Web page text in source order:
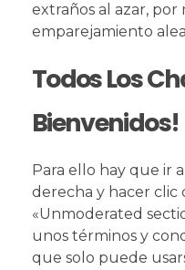
extraños al azar,
emparejamiento
Todos Los
Bienvenidos!
Para ello hay que ir
derecha y hacer clic
«Unmoderated
unos términos y
que solo puede